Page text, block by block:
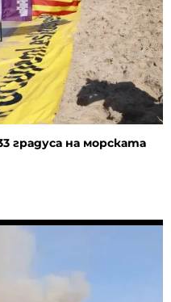
градуса на морската